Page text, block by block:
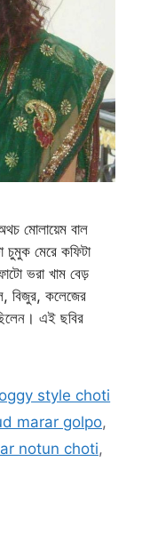
মোলায়েম বাল
চুমুক মেরে কফিটা
ভরা খাম বেড়
বিজুর, কলেজের
এই ছবির
style choti
marar golpo,
notun choti,